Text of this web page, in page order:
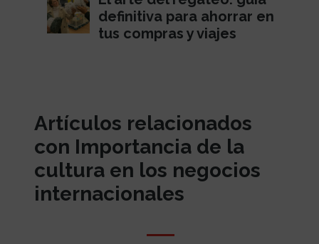
definitiva para ahorrar en
tus compras y viajes
Artículos relacionados
con Importancia de la
cultura en los negocios
internacionales​